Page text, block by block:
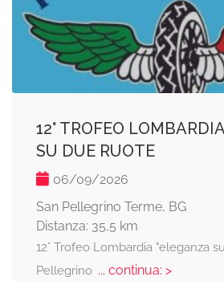
12° TROFEO
SU DUE RUOTE
06/09/2026
San Pellegrino Terme, BG
Distanza: 35,5 km
12° Trofeo Lombardia "eleganza
Pellegrino... continua: >